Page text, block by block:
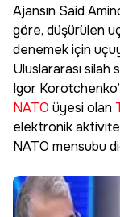
Ajansın Said
göre, düşürülen
denemek için
Uluslararası silah
Igor
NATO üyesi olan
elektronik
NATO mensubu